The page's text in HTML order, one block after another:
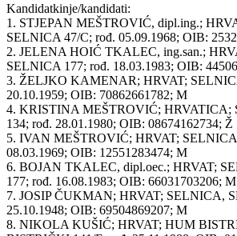
Kandidatkinje/kandidati:
1. STJEPAN MEŠTROVIĆ, dipl.ing.;
SELNICA 47/C; rođ. 05.09.1968; OIB:
2. JELENA HOIĆ TKALEC, ing.san.;
SELNICA 177; rođ. 18.03.1983; OIB:
3. ŽELJKO KAMENAR; HRVAT;
20.10.1959; OIB: 70862661782; M
4. KRISTINA MEŠTROVIĆ; HRVATICA;
134; rođ. 28.01.1980; OIB: 08674162734; Ž
5. IVAN MEŠTROVIĆ; HRVAT;
08.03.1969; OIB: 12551283474; M
6. BOJAN TKALEC, dipl.oec.; HRVAT;
177; rođ. 16.08.1983; OIB: 66031703206; M
7. JOSIP ČUKMAN; HRVAT; SELNICA,
25.10.1948; OIB: 69504869207; M
8. NIKOLA KUŠIĆ; HRVAT; HUM